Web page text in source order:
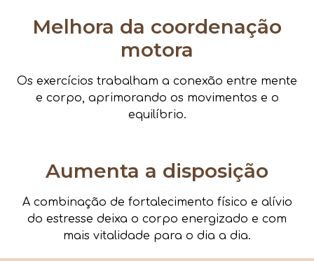
Melhora da coordenação
motora
Os exercícios trabalham a conexão entre mente
e corpo, aprimorando os movimentos e o
equilíbrio.
Aumenta a disposição
A combinação de fortalecimento físico e alívio
do estresse deixa o corpo energizado e com
mais vitalidade para o dia a dia.